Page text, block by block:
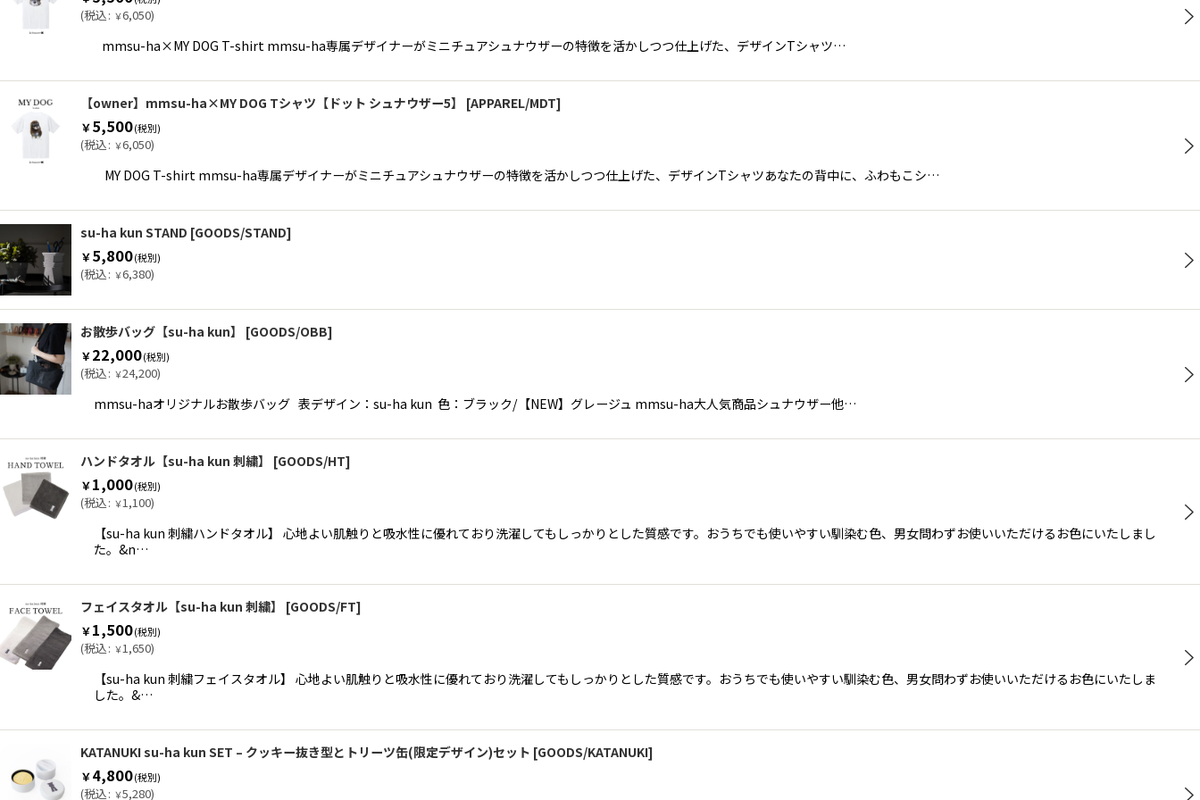
(税込: ￥6,050)
mmsu-ha×MY DOG T-shirt mmsu-ha専属デザイナーがミニチュアシュナウザーの特徴を活かしつつ仕上げた、デザインTシャツ…
【owner】mmsu-ha×MY DOG Tシャツ【ドット シュナウザー5】 [APPAREL/MDT]
￥5,500(税別)
(税込: ￥6,050)
MY DOG T-shirt mmsu-ha専属デザイナーがミニチュアシュナウザーの特徴を活かしつつ仕上げた、デザインTシャツあなたの背中に、ふわもこシ…
su-ha kun STAND [GOODS/STAND]
￥5,800(税別)
(税込: ￥6,380)
お散歩バッグ【su-ha kun】 [GOODS/OBB]
￥22,000(税別)
(税込: ￥24,200)
mmsu-haオリジナルお散歩バッグ 表デザイン：su-ha kun 色：ブラック/【NEW】グレージュ mmsu-ha大人気商品シュナウザー他…
ハンドタオル【su-ha kun 刺繍】 [GOODS/HT]
￥1,000(税別)
(税込: ￥1,100)
【su-ha kun 刺繍ハンドタオル】 心地よい肌触りと吸水性に優れており洗濯してもしっかりとした質感です。おうちでも使いやすい馴染む色、男女問わずお使いいただけるお色にいたしまし
た。&n…
フェイスタオル【su-ha kun 刺繍】 [GOODS/FT]
￥1,500(税別)
(税込: ￥1,650)
【su-ha kun 刺繍フェイスタオル】 心地よい肌触りと吸水性に優れており洗濯してもしっかりとした質感です。おうちでも使いやすい馴染む色、男女問わずお使いいただけるお色にいたしま
した。&…
KATANUKI su-ha kun SET – クッキー抜き型とトリーツ缶(限定デザイン)セット [GOODS/KATANUKI]
￥4,800(税別)
(税込: ￥5,280)